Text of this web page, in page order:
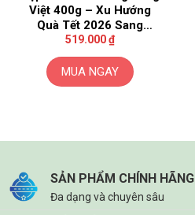
Việt 400g – Xu Hướng
Quà Tết 2026 Sang
Trọng
519.000₫
MUA NGAY
SẢN PHẨM CHÍNH HÃNG
Đa dạng và chuyên sâu